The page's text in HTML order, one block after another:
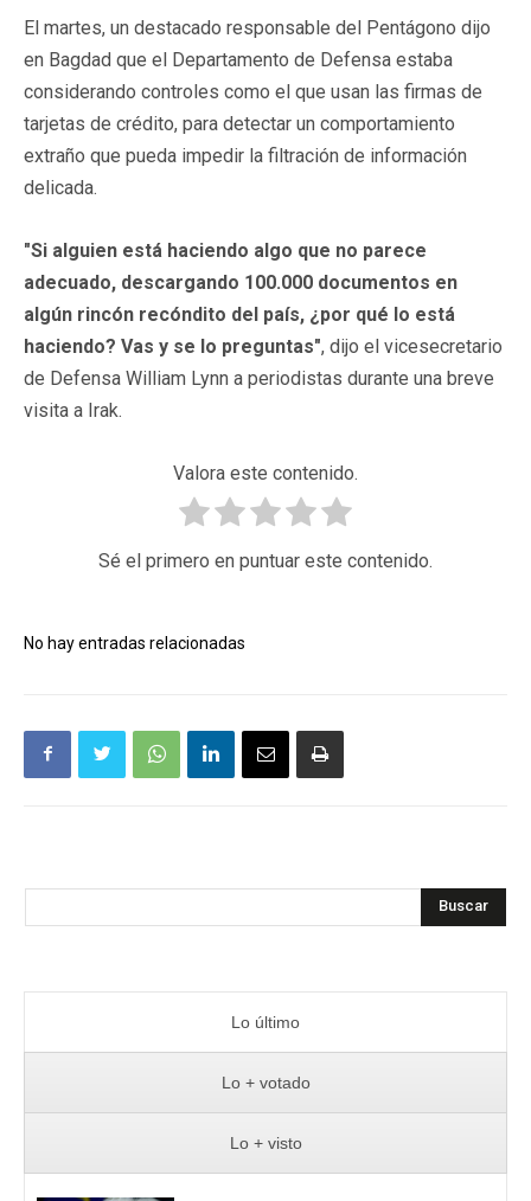
El martes, un destacado responsable del Pentágono dijo
en Bagdad que el Departamento de Defensa estaba
considerando controles como el que usan las firmas de
tarjetas de crédito, para detectar un comportamiento
extraño que pueda impedir la filtración de información
delicada.
"Si alguien está haciendo algo que no parece
adecuado, descargando 100.000 documentos en
algún rincón recóndito del país, ¿por qué lo está
haciendo? Vas y se lo preguntas", dijo el vicesecretario
de Defensa William Lynn a periodistas durante una breve
visita a Irak.
Valora este contenido.
Sé el primero en puntuar este contenido.
No hay entradas relacionadas
Buscar
Lo último
Lo + votado
Lo + visto